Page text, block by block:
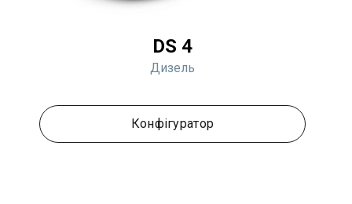
DS 4
Дизель
Конфігуратор